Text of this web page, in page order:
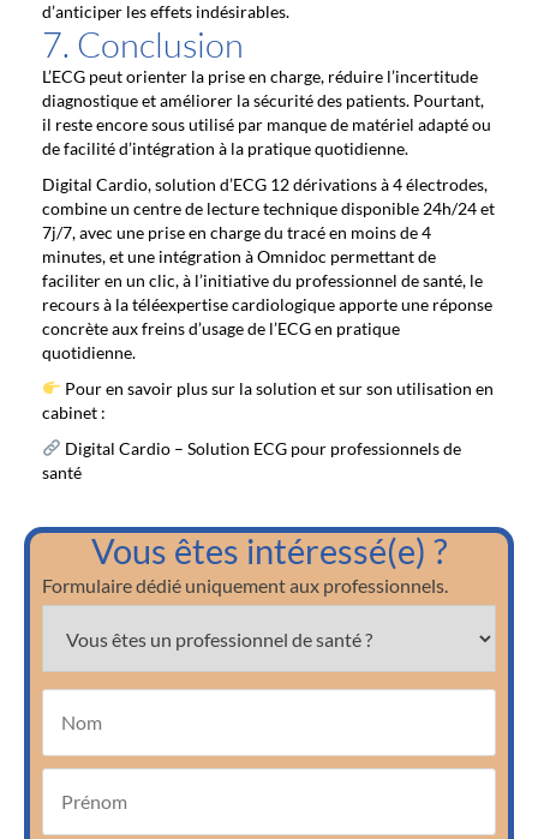
d’anticiper les effets indésirables.
7. Conclusion
L’ECG peut orienter la prise en charge, réduire l’incertitude
diagnostique et améliorer la sécurité des patients. Pourtant,
il reste encore sous utilisé par manque de matériel adapté ou
de facilité d’intégration à la pratique quotidienne.
Digital Cardio, solution d’ECG 12 dérivations à 4 électrodes,
combine un centre de lecture technique disponible 24h/24 et
7j/7, avec une prise en charge du tracé en moins de 4
minutes, et une intégration à Omnidoc permettant de
faciliter en un clic, à l’initiative du professionnel de santé, le
recours à la téléexpertise cardiologique apporte une réponse
concrète aux freins d’usage de l’ECG en pratique
quotidienne.
Pour en savoir plus sur la solution et sur son utilisation en
cabinet :
Digital Cardio – Solution ECG pour professionnels de
santé
Vous êtes intéressé(e) ?
Formulaire dédié uniquement aux professionnels.